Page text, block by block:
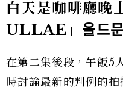
白天是咖啡廳
ULLAE」 올드
在第二集後段，午飯5
時討論最新的判例的